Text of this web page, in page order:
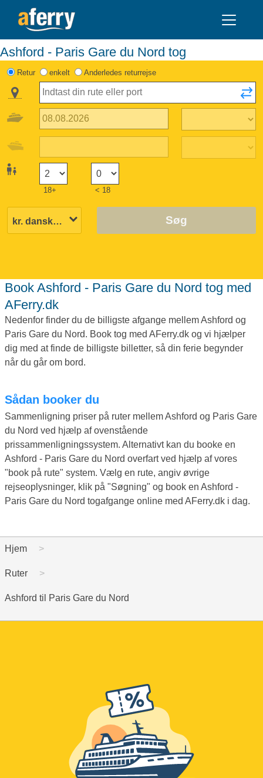
Ashford - Paris Gare du Nord tog
Retur enkelt Anderledes returrejse
18+ < 18
Søg
Book Ashford - Paris Gare du Nord tog med
AFerry.dk
Nedenfor finder du de billigste afgange mellem Ashford og
Paris Gare du Nord. Book tog med AFerry.dk og vi hjælper
dig med at finde de billigste billetter, så din ferie begynder
når du går om bord.
Sådan booker du
Sammenligning priser på ruter mellem Ashford og Paris Gare
du Nord ved hjælp af ovenstående
prissammenligningssystem. Alternativt kan du booke en
Ashford - Paris Gare du Nord overfart ved hjælp af vores
"book på rute" system. Vælg en rute, angiv øvrige
rejseoplysninger, klik på "Søgning" og book en Ashford -
Paris Gare du Nord togafgange online med AFerry.dk i dag.
Hjem
Ruter
Ashford til Paris Gare du Nord